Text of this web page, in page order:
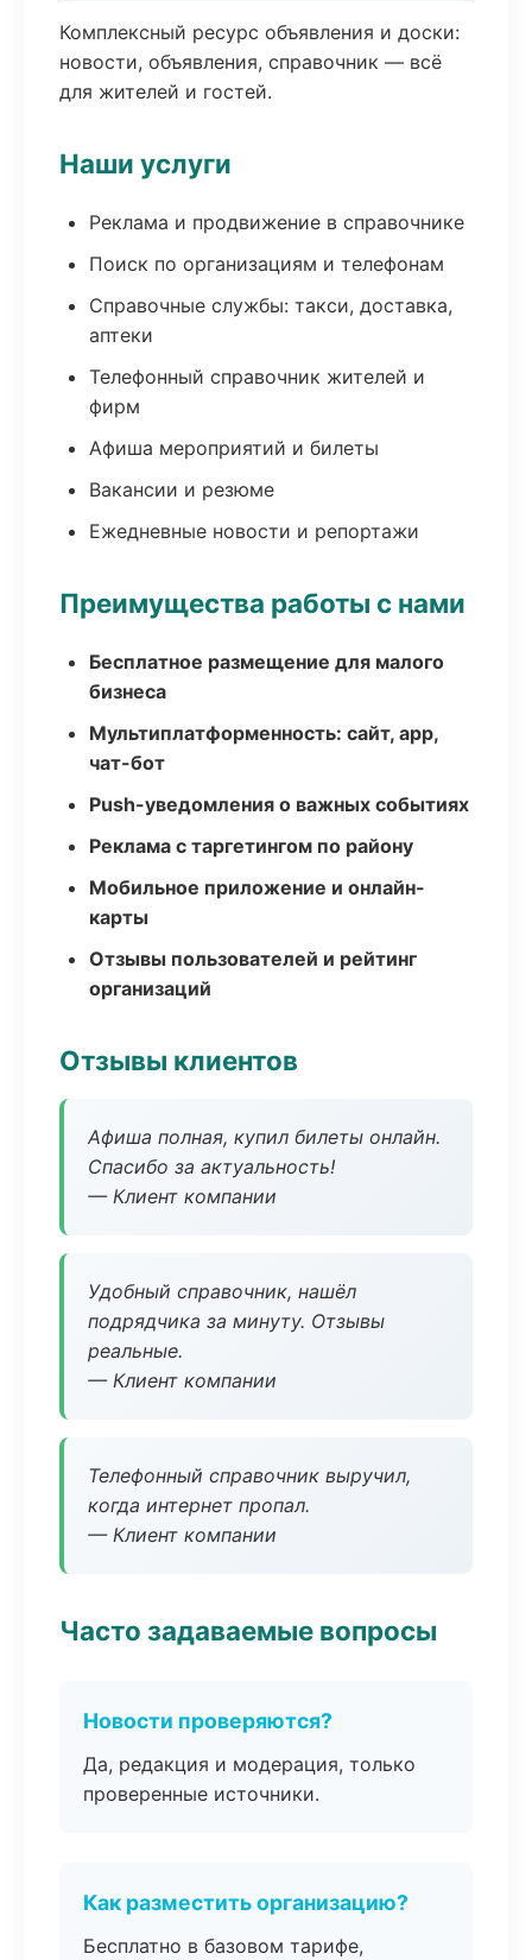
Комплексный ресурс объявления и доски:
новости, объявления, справочник — всё
для жителей и гостей.
Наши услуги
Реклама и продвижение в справочнике
Поиск по организациям и телефонам
Справочные службы: такси, доставка,
аптеки
Телефонный справочник жителей и
фирм
Афиша мероприятий и билеты
Вакансии и резюме
Ежедневные новости и репортажи
Преимущества работы с нами
Бесплатное размещение для малого
бизнеса
Мультиплатформенность: сайт, app,
чат-бот
Push-уведомления о важных событиях
Реклама с таргетингом по району
Мобильное приложение и онлайн-
карты
Отзывы пользователей и рейтинг
организаций
Отзывы клиентов
Афиша полная, купил билеты онлайн.
Спасибо за актуальность!
— Клиент компании
Удобный справочник, нашёл
подрядчика за минуту. Отзывы
реальные.
— Клиент компании
Телефонный справочник выручил,
когда интернет пропал.
— Клиент компании
Часто задаваемые вопросы
Новости проверяются?
Да, редакция и модерация, только
проверенные источники.
Как разместить организацию?
Бесплатно в базовом тарифе,